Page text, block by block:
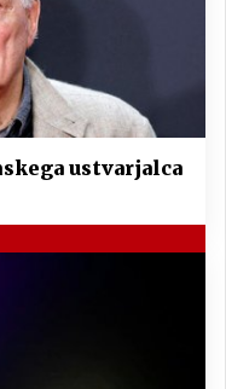
ustvarjalca